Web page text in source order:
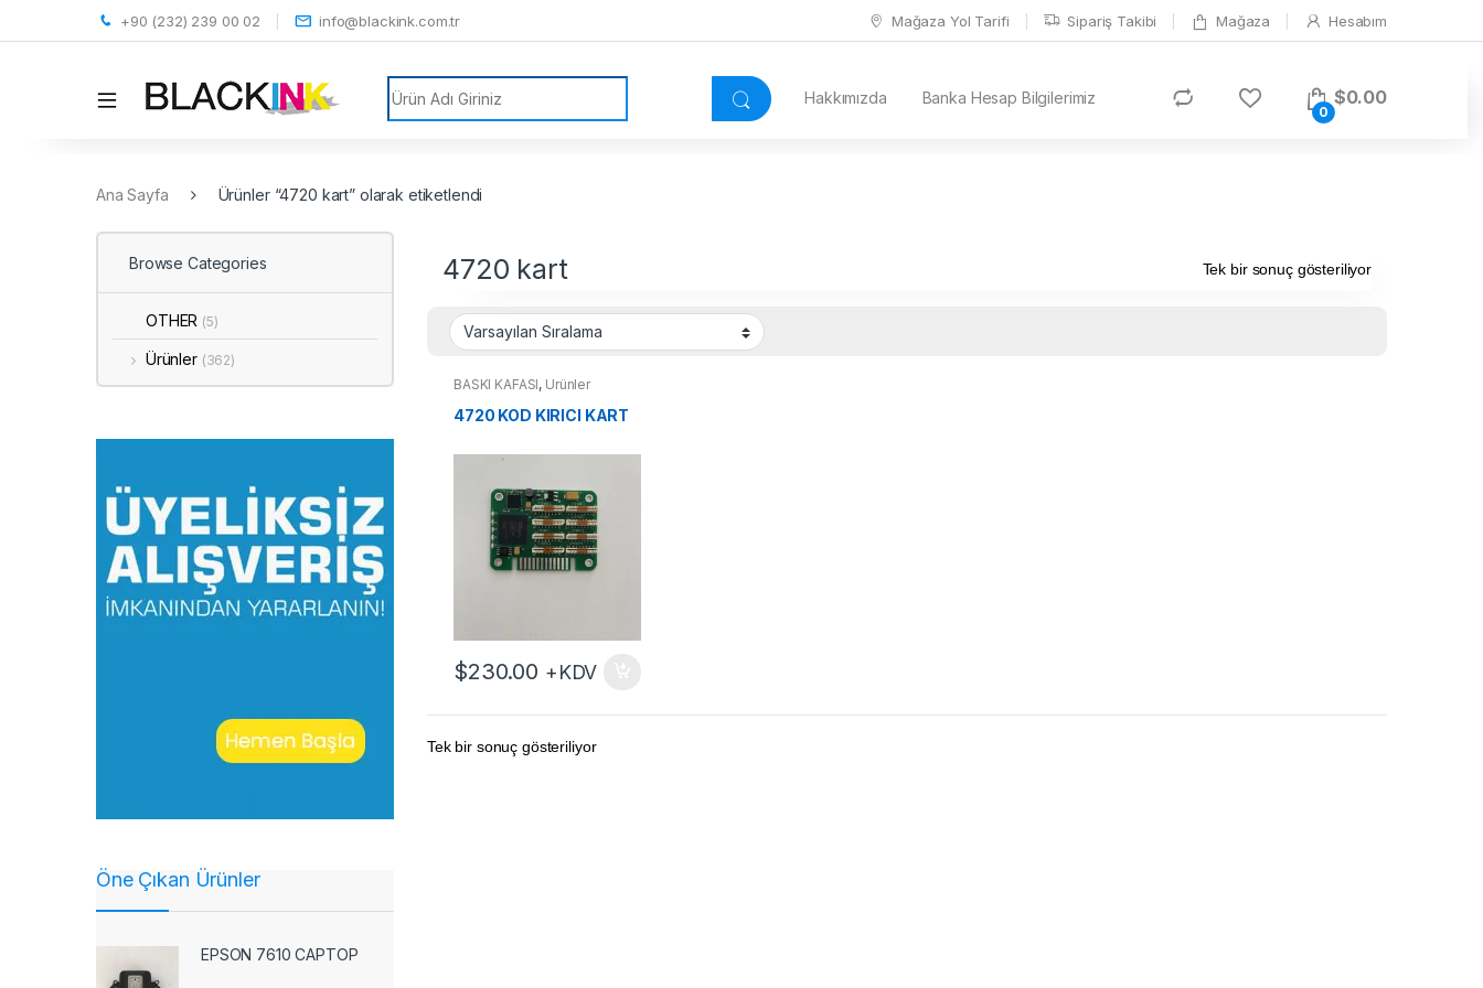
+90 (232) 239 00 02 info@blackink.com.tr Mağaza Yol Tarifi Sipariş Takibi Mağaza Hesabım
Search for:
Hakkımızda Banka Hesap Bilgilerimiz
0
$0.00
Ana Sayfa Ürünler “4720 kart” olarak etiketlendi
4720 kart Tek bir sonuç gösteriliyor
BASKI KAFASI, Ürünler
4720 KOD KIRICI KART
$230.00 +KDV
Tek bir sonuç gösteriliyor
Browse Categories
OTHER (5)
Ürünler (362)
Öne Çıkan Ürünler
EPSON 7610 CAPTOP